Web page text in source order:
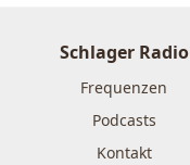
Schlager Radio
Frequenzen
Podcasts
Kontakt